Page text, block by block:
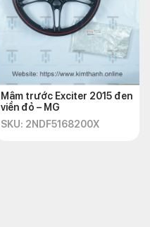
Mâm trước Exciter 2015 đen
viền đỏ – MG
SKU: 2NDF5168200X